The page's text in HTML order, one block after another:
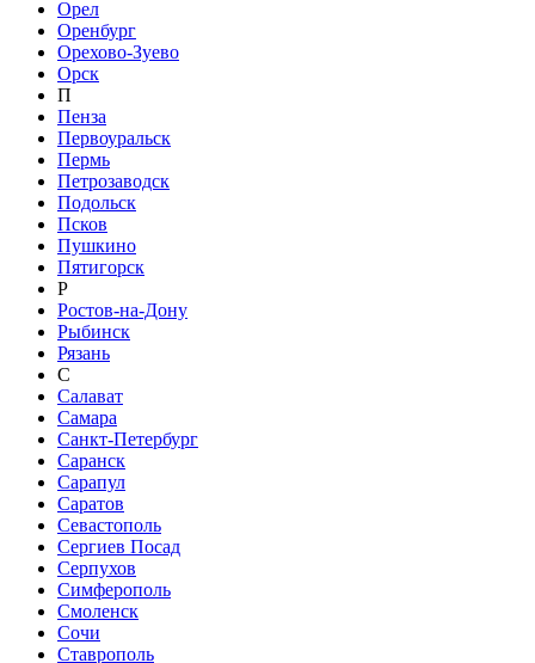
Орел
Оренбург
Орехово-Зуево
Орск
П
Пенза
Первоуральск
Пермь
Петрозаводск
Подольск
Псков
Пушкино
Пятигорск
Р
Ростов-на-Дону
Рыбинск
Рязань
С
Салават
Самара
Санкт-Петербург
Саранск
Сарапул
Саратов
Севастополь
Сергиев Посад
Серпухов
Симферополь
Смоленск
Сочи
Ставрополь